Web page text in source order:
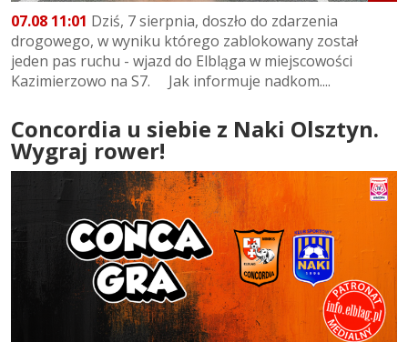
07.08 11:01 Dziś, 7 sierpnia, doszło do zdarzenia
drogowego, w wyniku którego zablokowany został
jeden pas ruchu - wjazd do Elbląga w miejscowości
Kazimierzowo na S7. Jak informuje nadkom....
Concordia u siebie z Naki Olsztyn.
Wygraj rower!